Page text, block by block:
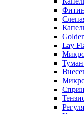
Lay
Туман